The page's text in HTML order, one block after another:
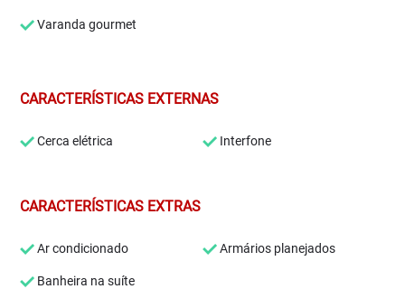
Varanda gourmet
CARACTERÍSTICAS EXTERNAS
Cerca elétrica Interfone
CARACTERÍSTICAS EXTRAS
Ar condicionado Armários planejados
Banheira na suíte